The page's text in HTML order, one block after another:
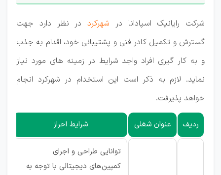
شرکت رایانیک اسپادانا در شهرکرد در نظر دارد جهت
گسترش و تکمیل کادر فنی و پشتیبانی خود، اقدام به جذب
و به کار گیری افراد واجد شرایط در زمینه های مورد نیاز
نماید. لازم به ذکر است این استخدام در شهرکرد انجام
خواهد پذیرفت.
ردیف عنوان شغلی شرایط احراز
توانایی طراحی و اجرای
کمپین‌های دیجیتالی با توجه به